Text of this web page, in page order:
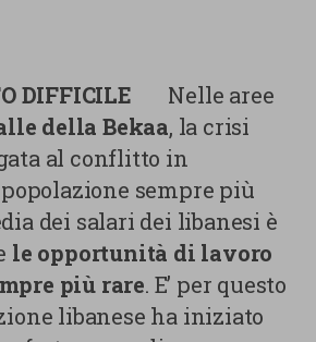
DIFFICILE Nelle aree
della Bekaa, la crisi
al conflitto in
sempre più
dei salari dei libanesi è
le opportunità di lavoro
più rare. E’ per questo
libanese ha iniziato